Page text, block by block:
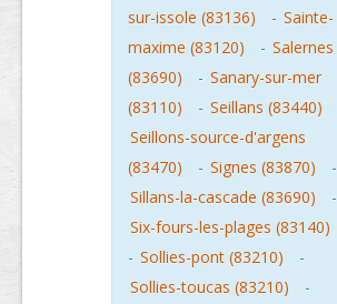
sur-issole (83136)
- Sainte-
maxime (83120)
- Salernes
(83690)
- Sanary-sur-mer
(83110)
- Seillans (83440)
Seillons-source-d'argens
(83470)
- Signes (83870)
-
Sillans-la-cascade (83690)
-
Six-fours-les-plages (83140)
- Sollies-pont (83210)
-
Sollies-toucas (83210)
-